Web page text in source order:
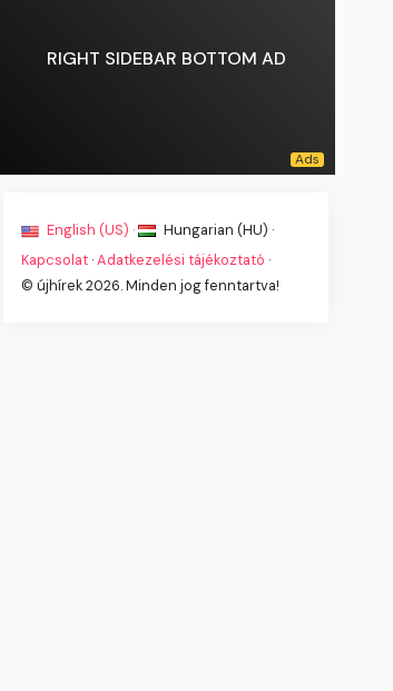
RIGHT SIDEBAR BOTTOM AD
English (US) ·
Hungarian (HU) ·
Kapcsolat ·Adatkezelési tájékoztató ·
© újhírek 2026. Minden jog fenntartva!